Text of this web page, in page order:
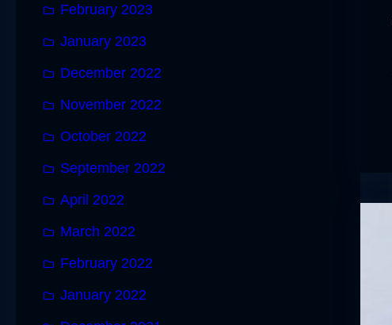
February 2023
January 2023
December 2022
November 2022
October 2022
September 2022
April 2022
March 2022
February 2022
January 2022